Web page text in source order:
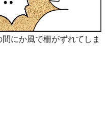
にか風で柵がずれてしま